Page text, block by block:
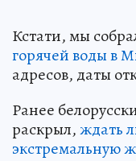
Кстати, мы
горячей воды в
адресов, даты
Ранее
раскрыл,ждать
экстремальную